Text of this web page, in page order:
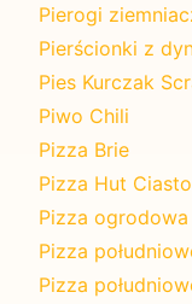
Pierogi
Pierścionki z
Pies Kurczak
Piwo Chili
Pizza Brie
Pizza Hut
Pizza
Pizza
Pizza